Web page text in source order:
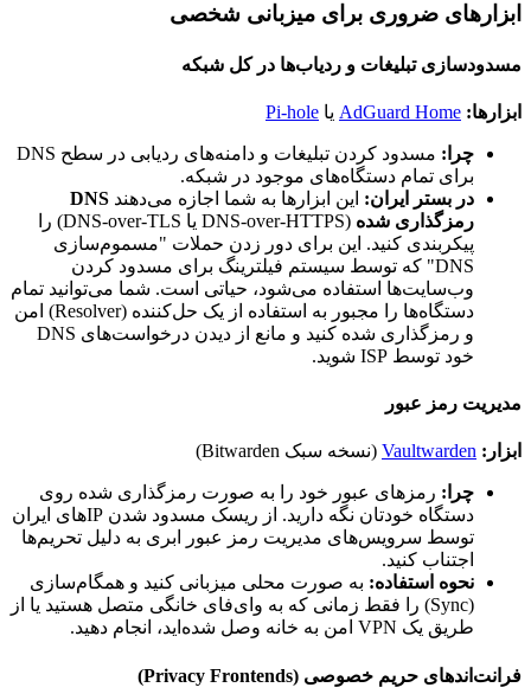
ابزارهای ضروری برای میزبانی شخصی
مسدودسازی تبلیغات و ردیاب‌ها در کل شبکه
ابزارها: AdGuard Home یا Pi-hole
چرا:
مسدود کردن تبلیغات و دامنه‌های ردیابی در سطح DNS
برای تمام دستگاه‌های موجود در شبکه.
در بستر ایران: این ابزارها به شما اجازه می‌دهند DNS
رمزگذاری شده
(DNS-over-HTTPS یا DNS-over-TLS) را
پیکربندی کنید. این برای دور زدن حملات "مسموم‌سازی
DNS" که توسط سیستم فیلترینگ برای مسدود کردن
وب‌سایت‌ها استفاده می‌شود، حیاتی است. شما می‌توانید تمام
دستگاه‌ها را مجبور به استفاده از یک حل‌کننده (Resolver) امن
و رمزگذاری شده کنید و مانع از دیدن درخواست‌های DNS
خود توسط ISP شوید.
مدیریت رمز عبور
ابزار: Vaultwarden (نسخه سبک Bitwarden)
چرا: رمزهای عبور خود را به صورت رمزگذاری شده روی
دستگاه خودتان نگه دارید. از ریسک مسدود شدن IPهای ایران
توسط سرویس‌های مدیریت رمز عبور ابری به دلیل تحریم‌ها
اجتناب کنید.
نحوه استفاده: به صورت محلی میزبانی کنید و همگام‌سازی
(Sync) را فقط زمانی که به وای‌فای خانگی متصل هستید یا از
طریق یک VPN امن به خانه وصل شده‌اید، انجام دهید.
فرانت‌اندهای حریم خصوصی (Privacy Frontends)